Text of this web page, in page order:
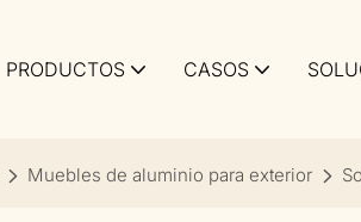
PRODUCTOS CASOS
Muebles de aluminio para exterior